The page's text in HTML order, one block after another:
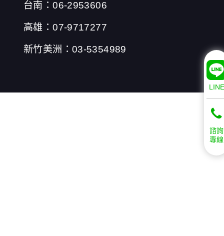
台南：06-2953606
高雄：07-9717277
新竹美洲：03-5354989
LINE
諮詢
專線